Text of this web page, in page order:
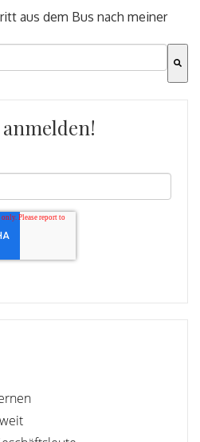
aus dem Bus nach meiner
einer automatischen